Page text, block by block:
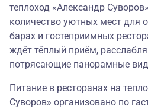
теплоход «Александр
количество уютных мест для
барах и гостеприимных
ждёт тёплый приём,
потрясающие панорамные
Питание в ресторанах на
Суворов» организовано по